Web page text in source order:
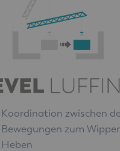
Koordination zwischen
Bewegungen zum
Heben